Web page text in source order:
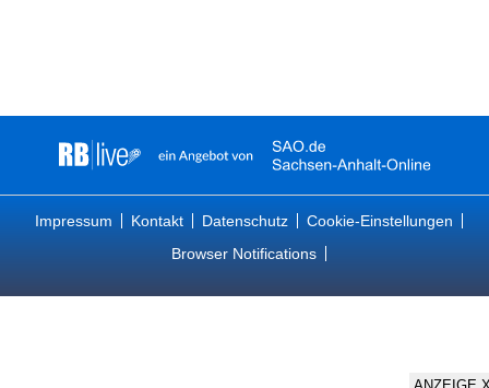
Impressum Kontakt Datenschutz
Cookie-Einstellungen
Browser Notifications